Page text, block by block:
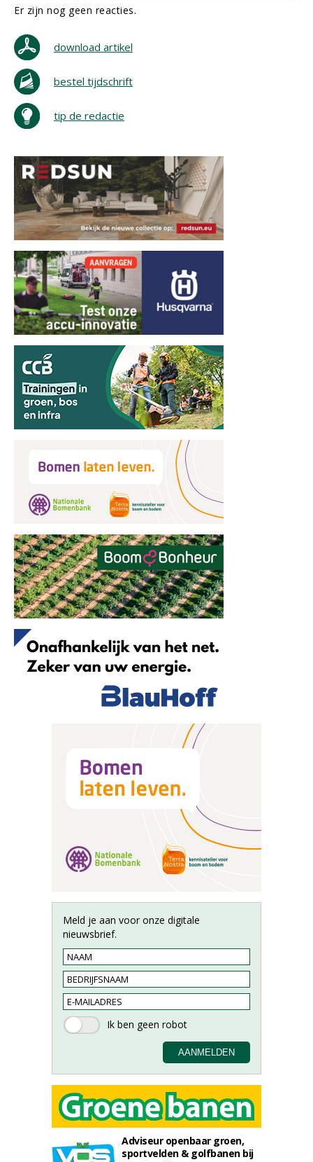
Er zijn nog geen reacties.
download artikel
bestel tijdschrift
tip de redactie
Meld je aan voor onze digitale
nieuwsbrief.
Adviseur openbaar groen,
sportvelden & golfbanen bij